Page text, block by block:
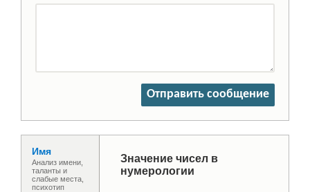
Отправить сообщение
Имя
Анализ имени,
таланты и
слабые места,
психотип
Значение чисел в
нумерологии